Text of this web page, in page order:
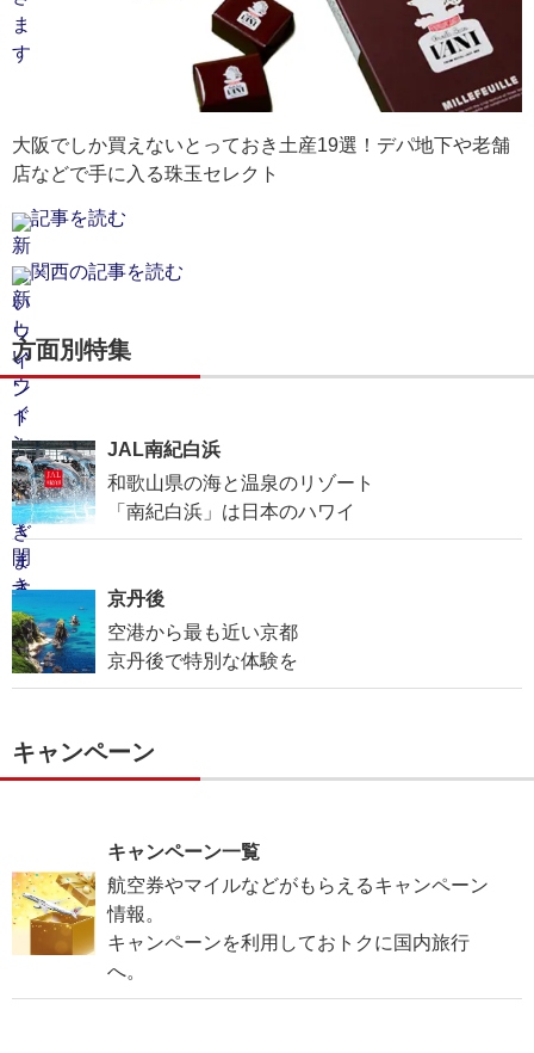
大阪でしか買えないとっておき土産19選！デパ地下や老舗
店などで手に入る珠玉セレクト
記事を読む
関西の記事を読む
方面別特集
JAL南紀白浜
和歌山県の海と温泉のリゾート
「南紀白浜」は日本のハワイ
京丹後
空港から最も近い京都
京丹後で特別な体験を
キャンペーン
キャンペーン一覧
航空券やマイルなどがもらえるキャンペーン
情報。
キャンペーンを利用しておトクに国内旅行
へ。